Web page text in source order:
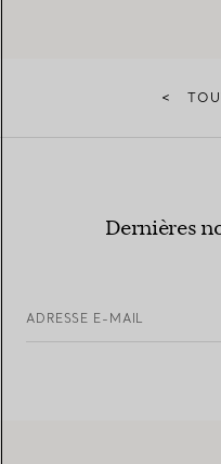
<
Dernières
ADRESSE E-MAIL